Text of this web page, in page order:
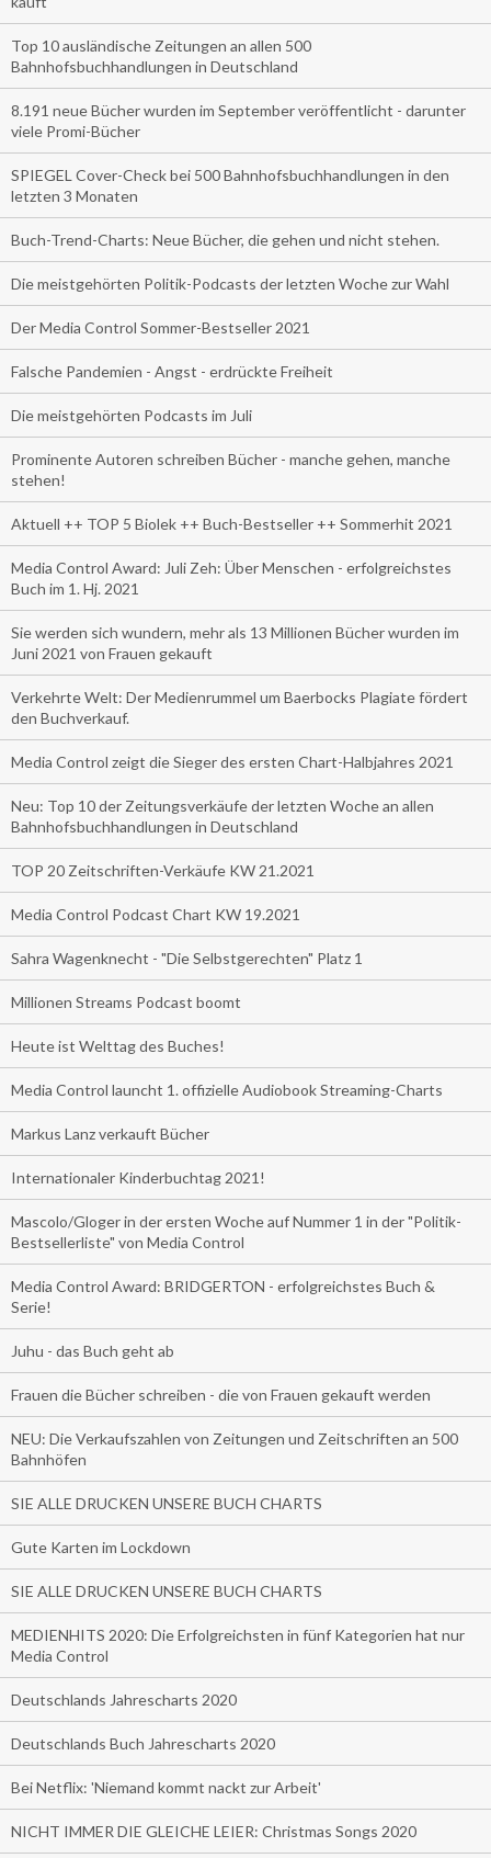
Top 10 ausländische Zeitungen an allen 500
Bahnhofsbuchhandlungen in Deutschland
8.191 neue Bücher wurden im September veröffentlicht - darunter
viele Promi-Bücher
SPIEGEL Cover-Check bei 500 Bahnhofsbuchhandlungen in den
letzten 3 Monaten
Buch-Trend-Charts: Neue Bücher, die gehen und nicht stehen.
Die meistgehörten Politik-Podcasts der letzten Woche zur Wahl
Der Media Control Sommer-Bestseller 2021
Falsche Pandemien - Angst - erdrückte Freiheit
Die meistgehörten Podcasts im Juli
Prominente Autoren schreiben Bücher - manche gehen, manche
stehen!
Aktuell ++ TOP 5 Biolek ++ Buch-Bestseller ++ Sommerhit 2021
Media Control Award: Juli Zeh: Über Menschen - erfolgreichstes
Buch im 1. Hj. 2021
Sie werden sich wundern, mehr als 13 Millionen Bücher wurden im
Juni 2021 von Frauen gekauft
Verkehrte Welt: Der Medienrummel um Baerbocks Plagiate fördert
den Buchverkauf.
Media Control zeigt die Sieger des ersten Chart-Halbjahres 2021
Neu: Top 10 der Zeitungsverkäufe der letzten Woche an allen
Bahnhofsbuchhandlungen in Deutschland
TOP 20 Zeitschriften-Verkäufe KW 21.2021
Media Control Podcast Chart KW 19.2021
Sahra Wagenknecht - "Die Selbstgerechten" Platz 1
Millionen Streams Podcast boomt
Heute ist Welttag des Buches!
Media Control launcht 1. offizielle Audiobook Streaming-Charts
Markus Lanz verkauft Bücher
Internationaler Kinderbuchtag 2021!
Mascolo/Gloger in der ersten Woche auf Nummer 1 in der "Politik-
Bestsellerliste" von Media Control
Media Control Award: BRIDGERTON - erfolgreichstes Buch &
Serie!
Juhu - das Buch geht ab
Frauen die Bücher schreiben - die von Frauen gekauft werden
NEU: Die Verkaufszahlen von Zeitungen und Zeitschriften an 500
Bahnhöfen
SIE ALLE DRUCKEN UNSERE BUCH CHARTS
Gute Karten im Lockdown
SIE ALLE DRUCKEN UNSERE BUCH CHARTS
MEDIENHITS 2020: Die Erfolgreichsten in fünf Kategorien hat nur
Media Control
Deutschlands Jahrescharts 2020
Deutschlands Buch Jahrescharts 2020
Bei Netflix: 'Niemand kommt nackt zur Arbeit'
NICHT IMMER DIE GLEICHE LEIER: Christmas Songs 2020